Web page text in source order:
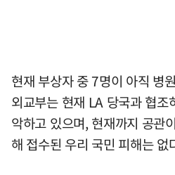
현재 부상자 중 7명이 아직 병
외교부는 현재 LA 당국과 협
악하고 있으며, 현재까지 공관
해 접수된 우리 국민 피해는 없